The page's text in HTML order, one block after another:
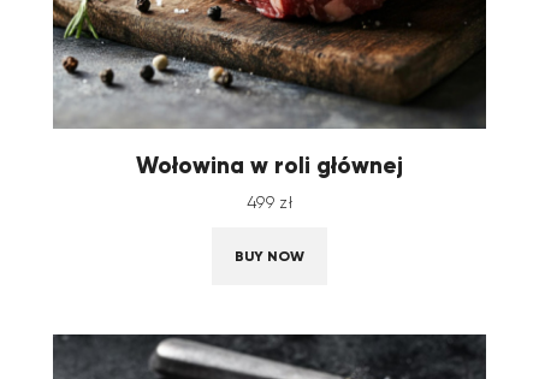
Wołowina w roli głównej
499 zł
BUY NOW